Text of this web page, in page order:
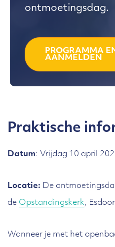
ontmoetingsdag.
PROGRAMMA
AANMELDEN
Praktische
Datum: Vrijdag 10 april
Locatie: De
de Opstandingskerk,
Wanneer je met het